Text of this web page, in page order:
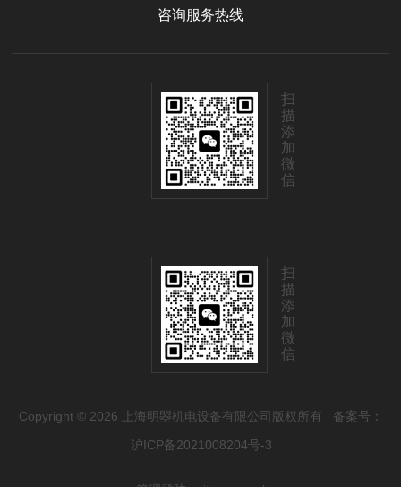
咨询服务热线
扫
描
添
加
微
信
扫
描
添
加
微
信
Copyright © 2026 上海明曌机电设备有限公司版权所有 备案号：
沪ICP备2021008204号-3